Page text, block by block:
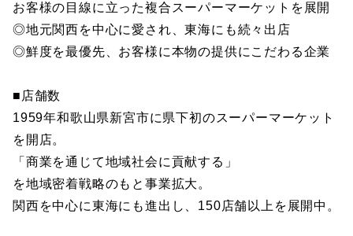
お客様の目線に立った複合スーパーマーケットを展開
◎地元関西を中心に愛され、東海にも続々出店
◎鮮度を最優先、お客様に本物の提供にこだわる企業
■店舗数
1959年和歌山県新宮市に県下初のスーパーマーケット
を開店。
「商業を通じて地域社会に貢献する」
を地域密着戦略のもと事業拡大。
関西を中心に東海にも進出し、150店舗以上を展開中。